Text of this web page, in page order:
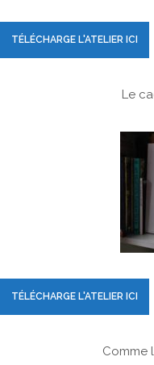
TÉLÉCHARGE L'ATELIER ICI
Le
TÉLÉCHARGE L'ATELIER ICI
Comme